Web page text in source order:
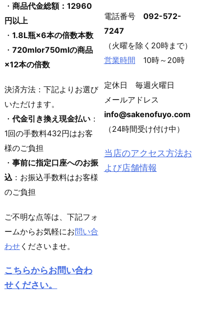
・ 商品代金総額：12960
円以上
・ 1.8L瓶×6本の倍数本数
・ 720mlor750mlの商品
×12本の倍数
決済方法：下記よりお選び
いただけます。
・ 代金引き換え現金払い ：
1回の手数料432円はお客
様のご負担
・ 事前に指定口座へのお振
込 ：お振込手数料はお客様
のご負担
ご不明な点等は、下記フォ
ームからお気軽にお問い合
わせ くださいませ。
こちらからお問い合わ
せください。
電話番号 092-572-
7247
（火曜を除く20時まで）
営業時間 10時～20時
定休日 毎週火曜日
メールアドレス
info@sakenofuyo.com
（24時間受け付け中）
当店のアクセス方法お
よび店舗情報